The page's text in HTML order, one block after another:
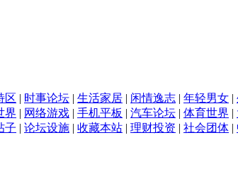
区 | 时事论坛 | 生活家居 | 闲情逸志 | 年轻男女 |
界 | 网络游戏 | 手机平板 | 汽车论坛 | 体育世界 |
子 | 论坛设施 | 收藏本站 | 理财投资 | 社会团体 |